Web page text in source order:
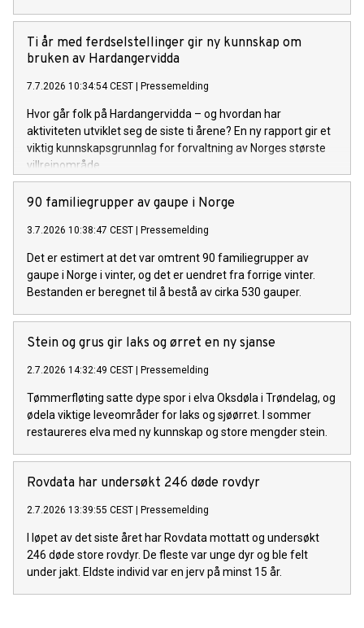
Ti år med ferdselstellinger gir ny kunnskap om
bruken av Hardangervidda
7.7.2026 10:34:54 CEST Pressemelding
Hvor går folk på Hardangervidda – og hvordan har
aktiviteten utviklet seg de siste ti årene? En ny rapport gir et
viktig kunnskapsgrunnlag for forvaltning av Norges største
villreinområde.
90 familiegrupper av gaupe i Norge
3.7.2026 10:38:47 CEST Pressemelding
Det er estimert at det var omtrent 90 familiegrupper av
gaupe i Norge i vinter, og det er uendret fra forrige vinter.
Bestanden er beregnet til å bestå av cirka 530 gauper.
Stein og grus gir laks og ørret en ny sjanse
2.7.2026 14:32:49 CEST Pressemelding
Tømmerfløting satte dype spor i elva Oksdøla i Trøndelag, og
ødela viktige leveområder for laks og sjøørret. I sommer
restaureres elva med ny kunnskap og store mengder stein.
Rovdata har undersøkt 246 døde rovdyr
2.7.2026 13:39:55 CEST Pressemelding
I løpet av det siste året har Rovdata mottatt og undersøkt
246 døde store rovdyr. De fleste var unge dyr og ble felt
under jakt. Eldste individ var en jerv på minst 15 år.